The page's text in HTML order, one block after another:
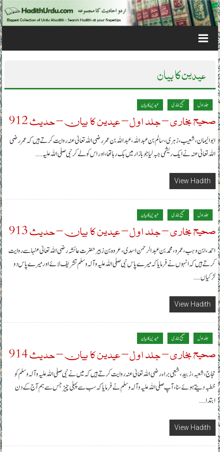
Skip to content
عیدین کا بیان
جلد اول صحیح بخاری عیدین کا بیان
صحیح بخاری – جلد اول – عیدین کا بیان – حدیث 912
ابو الیمان، شعیب، زہری، سالم بن عبداللہ ، عبداللہ بن عمر رضی اللہ تعالیٰ عنہ روایت کرتے ہیں کہ عمر رضی
اللہ تعالیٰ عنہ نے ایک ریشمی جبہ لیا جو بازار میں بک رہا تھا، اور اس کو لے کر نبی صلی اللہ علیہ……
View Hadith
جلد اول صحیح بخاری عیدین کا بیان
صحیح بخاری – جلد اول – عیدین کا بیان – حدیث 913
احمد، ابن وہب، عمرو، محمد بن عبدالرحمن اسدی، عروہ بن زبیر حضرت عائشہ رضی اللہ تعالیٰ عنہا سے روایت
کرتے ہیں کہ انہوں نے فرمایا کہ میرے پاس نبی صلی اللہ علیہ وآلہ وسلم تشریف لائے اور میرے پاس دو
لڑکیاں……
View Hadith
جلد اول صحیح بخاری عیدین کا بیان
صحیح بخاری – جلد اول – عیدین کا بیان – حدیث 914
حجاج، شعبہ، زبید، شعبی براء رضی اللہ تعالیٰ عنہ روایت کرتے ہیں کہ میں نے نبی صلی اللہ علیہ وآلہ وسلم کو
خطبہ دیتے ہوئے سنا، آپ صلی اللہ علیہ وآلہ وسلم نے فرمایا کہ سب سے پہلی چیز جس سے ہم آج کے دن
ابتدا……
View Hadith